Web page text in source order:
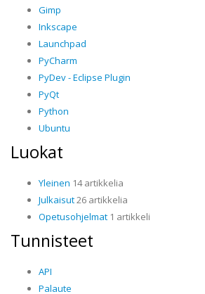
Gimp
Inkscape
Launchpad
PyCharm
PyDev - Eclipse Plugin
PyQt
Python
Ubuntu
Luokat
Yleinen 14 artikkelia
Julkaisut26 artikkelia
Opetusohjelmat 1 artikkeli
Tunnisteet
API
Palaute